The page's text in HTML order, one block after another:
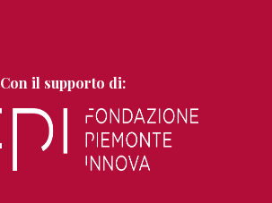
Con il supporto di: